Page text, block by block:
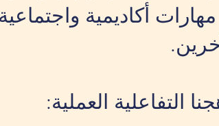
أكاديمية
التفاعلية العملية: